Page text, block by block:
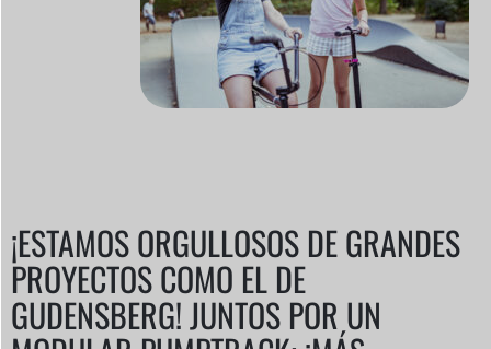
¡ESTAMOS ORGULLOSOS DE GRANDES
PROYECTOS COMO EL DE
GUDENSBERG! JUNTOS POR UN